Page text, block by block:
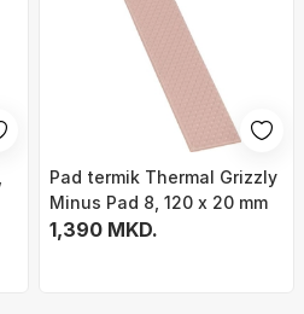
Pad termik Thermal Grizzly
Minus Pad 8, 120 x 20 mm
1,390 MKD.